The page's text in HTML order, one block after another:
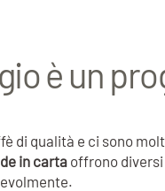
è un
di qualità e ci sono
in carta offrono